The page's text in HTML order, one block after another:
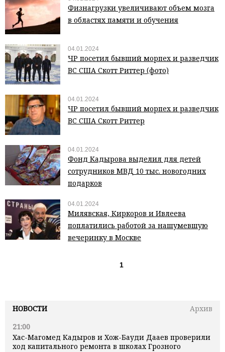
НОВОСТИ
Архив
21:00
Хас-Магомед Кадыров и Хож-Бауди Дааев проверили
ход капитального ремонта в школах Грозного
Физнагрузки увеличивают объем мозга
в областях памяти и обучения
04.01.2024
ЧР посетил бывший морпех и разведчик
ВС США Скотт Риттер (фото)
04.01.2024
ЧР посетил бывший морпех и разведчик
ВС США Скотт Риттер
04.01.2024
Фонд Кадырова выделил для детей
сотрудников МВД 10 тыс. новогодних
подарков
04.01.2024
Милявская, Киркоров и Ивлеева
поплатились работой за нашумевшую
вечеринку в Москве
1